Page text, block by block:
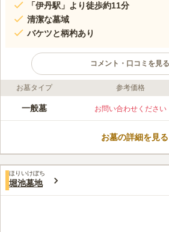
「伊丹駅」より徒歩約11分
清潔な墓域
バケツと柄杓あり
コメント・口コミを見る
ライフドット編集部のコメント
伊丹市北本町にある公営霊園です。
です。どのような宗教の方でも、ど
口コミ評価
みんなの評価
お墓タイプ 参考価格
一般墓 お問い合わせください
お墓の詳細を見る
ほりいけぼち
堀池墓地